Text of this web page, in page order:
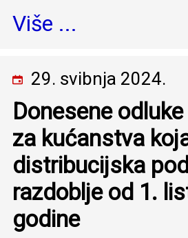
Više ...
29. svibnja 2024.
Donesene
za kućanstva
distribucijska
razdoblje od 1.
godine